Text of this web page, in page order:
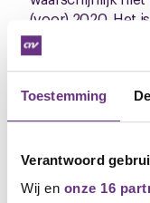
Toestemming
Verantwoord
Wij en onze 16
(voor) 2020. Het
structurele
voorkomen dat je
maken bij het
kan je ook eens
niet een leuke
staan de deuren
brengen en op